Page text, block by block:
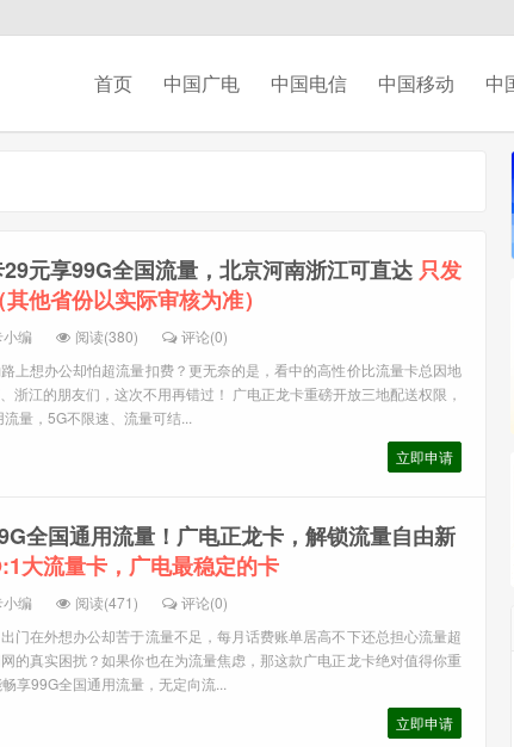
首页 中国广电 中国电信 中国移动 中
元享99G全国流量，北京河南浙江可直达 只发
他省份以实际审核为准）
编 阅读(380)
评论(0)
上想办公却怕超流量扣费？更无奈的是，看中的高性价比流量卡总因地
浙江的朋友们，这次不用再错过！ 广电正龙卡重磅开放三地配送权限，
量，5G不限速、流量可结...
立即申请
全国通用流量！广电正龙卡，解锁流量自由新
大流量卡，广电最稳定的卡
编 阅读(471)
评论(0)
门在外想办公却苦于流量不足，每月话费账单居高不下还总担心流量超
真实困扰？如果你也在为流量焦虑，那这款广电正龙卡绝对值得你重
享99G全国通用流量，无定向流...
立即申请